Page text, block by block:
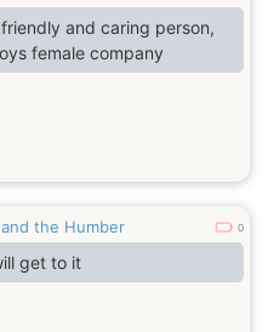
and caring person,
female company
the Humber 0
get to it